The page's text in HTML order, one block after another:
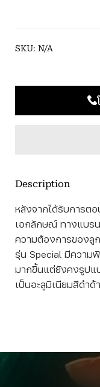
Description
หลังจากได้รับการต
เอกลักษณ์ ทางแบร
ความต้องการของลู
รุ่น Special มีความ
มากขึ้นแต่ยังคงรูปแ
เป็นอะลูมิเนียมสีดำ
SKU: N/A